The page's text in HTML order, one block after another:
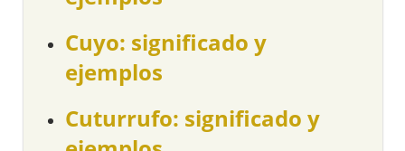
Cuyo: significado y
ejemplos
Cuturrufo: significado y